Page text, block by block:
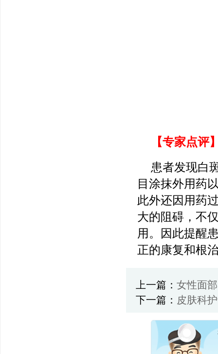
【专家点评
患者发现白
目涂抹外用药
此外还因用药
大的阻碍，不
用。因此提醒
正的康复和根
上一篇： 女性面
下一篇： 皮肤科